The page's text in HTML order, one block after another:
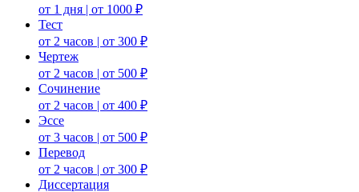
от 1 дня | от 1000 ₽
Тест
от 2 часов | от 300 ₽
Чертеж
от 2 часов | от 500 ₽
Сочинение
от 2 часов | от 400 ₽
Эссе
от 3 часов | от 500 ₽
Перевод
от 2 часов | от 300 ₽
Диссертация